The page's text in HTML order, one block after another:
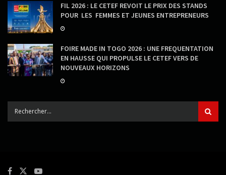
FIL 2026 : LE CETEF REVOIT LE PRIX DES STANDS
POUR LES FEMMES ET JEUNES ENTREPRENEURS
FOIRE MADE IN TOGO 2026 : UNE FREQUENTATION
EN HAUSSE QUI PROPULSE LE CETEF VERS DE
NOUVEAUX HORIZONS